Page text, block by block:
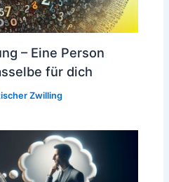
– Eine Person
für dich
Zwilling